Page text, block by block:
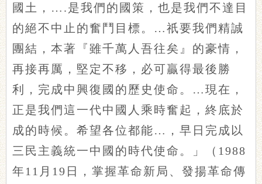
國土，….是我們的國策，也是我們不達目
的絕不中止的奮鬥目標。…祇要我們精誠
團結，本著『雖千萬人吾往矣』的豪情，
再接再厲，堅定不移，必可贏得最後勝
利，完成中興復國的歷史使命。…現在，
正是我們這一代中國人乘時奮起，終底於
成的時候。希望各位都能…，早日完成以
三民主義統一中國的時代使命。」（1988
年11月19日，掌握革命新局、發揚革命傳